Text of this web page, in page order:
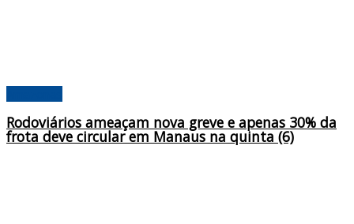
Rodoviários ameaçam nova greve e apenas 30% da
frota deve circular em Manaus na quinta (6)